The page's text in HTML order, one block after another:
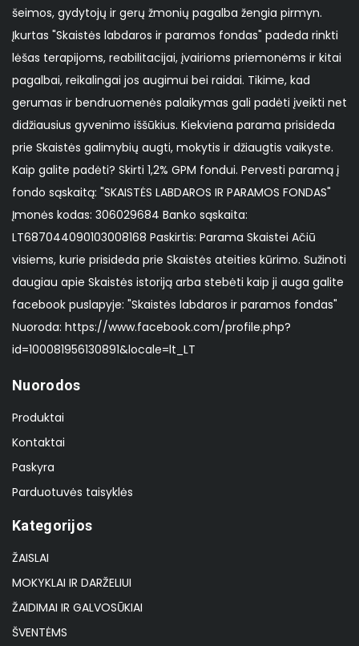
šeimos, gydytojų ir gerų žmonių pagalba žengia pirmyn.
Įkurtas "Skaistės labdaros ir paramos fondas" padeda rinkti
lėšas terapijoms, reabilitacijai, įvairioms priemonėms ir kitai
pagalbai, reikalingai jos augimui bei raidai. Tikime, kad
gerumas ir bendruomenės palaikymas gali padėti įveikti net
didžiausius gyvenimo iššūkius. Kiekviena parama prisideda
prie Skaistės galimybių augti, mokytis ir džiaugtis vaikyste.
Kaip galite padėti? Skirti 1,2% GPM fondui. Pervesti paramą į
fondo sąskaitą: "SKAISTĖS LABDAROS IR PARAMOS FONDAS"
Įmonės kodas: 306029684 Banko sąskaita:
LT687044090103008168 Paskirtis: Parama Skaistei Ačiū
visiems, kurie prisideda prie Skaistės ateities kūrimo. Sužinoti
daugiau apie Skaistės istoriją arba stebėti kaip ji auga galite
facebook puslapyje: "Skaistės labdaros ir paramos fondas"
Nuoroda: https://www.facebook.com/profile.php?
id=100081956130891&locale=lt_LT
Nuorodos
Produktai
Kontaktai
Paskyra
Parduotuvės taisyklės
Kategorijos
ŽAISLAI
MOKYKLAI IR DARŽELIUI
ŽAIDIMAI IR GALVOSŪKIAI
ŠVENTĖMS